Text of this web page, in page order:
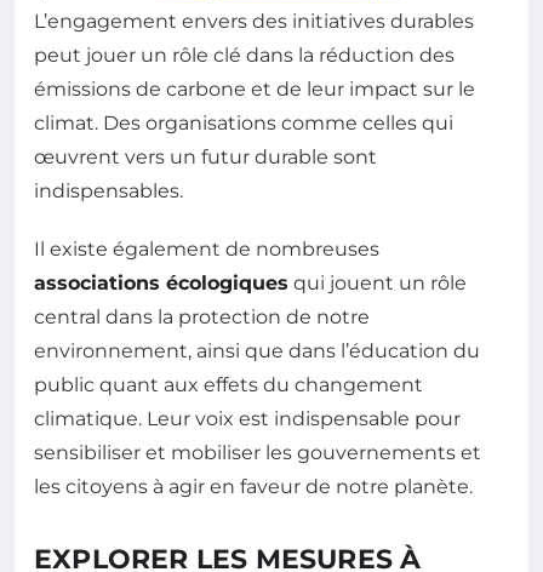
L’engagement envers des initiatives durables
peut jouer un rôle clé dans la réduction des
émissions de carbone et de leur impact sur le
climat. Des organisations comme celles qui
œuvrent vers un futur durable sont
indispensables.
Il existe également de nombreuses
associations écologiques qui jouent un rôle
central dans la protection de notre
environnement, ainsi que dans l’éducation du
public quant aux effets du changement
climatique. Leur voix est indispensable pour
sensibiliser et mobiliser les gouvernements et
les citoyens à agir en faveur de notre planète.
EXPLORER LES MESURES À